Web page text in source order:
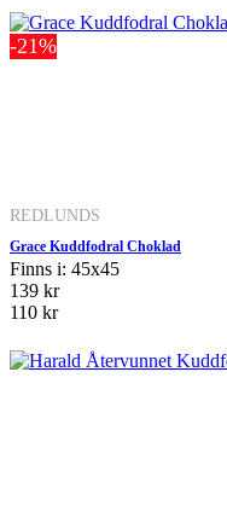
-21%
REDLUNDS
Grace Kuddfodral Choklad
Finns i: 45x45
139 kr
110 kr